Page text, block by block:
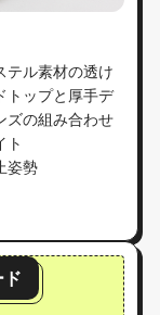
テル素材の透け
トップと厚手デ
ズの組み合わせ
ト
姿勢